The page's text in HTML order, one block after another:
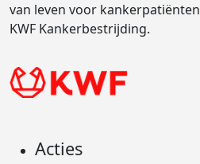
van leven voor
KWF Kankerbestrijding.
Acties